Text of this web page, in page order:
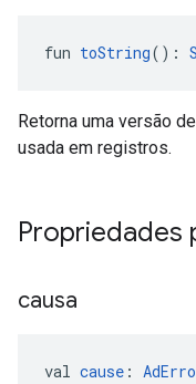
fun toString():
Retorna uma versão
usada em registros.
Propriedades
causa
val cause :